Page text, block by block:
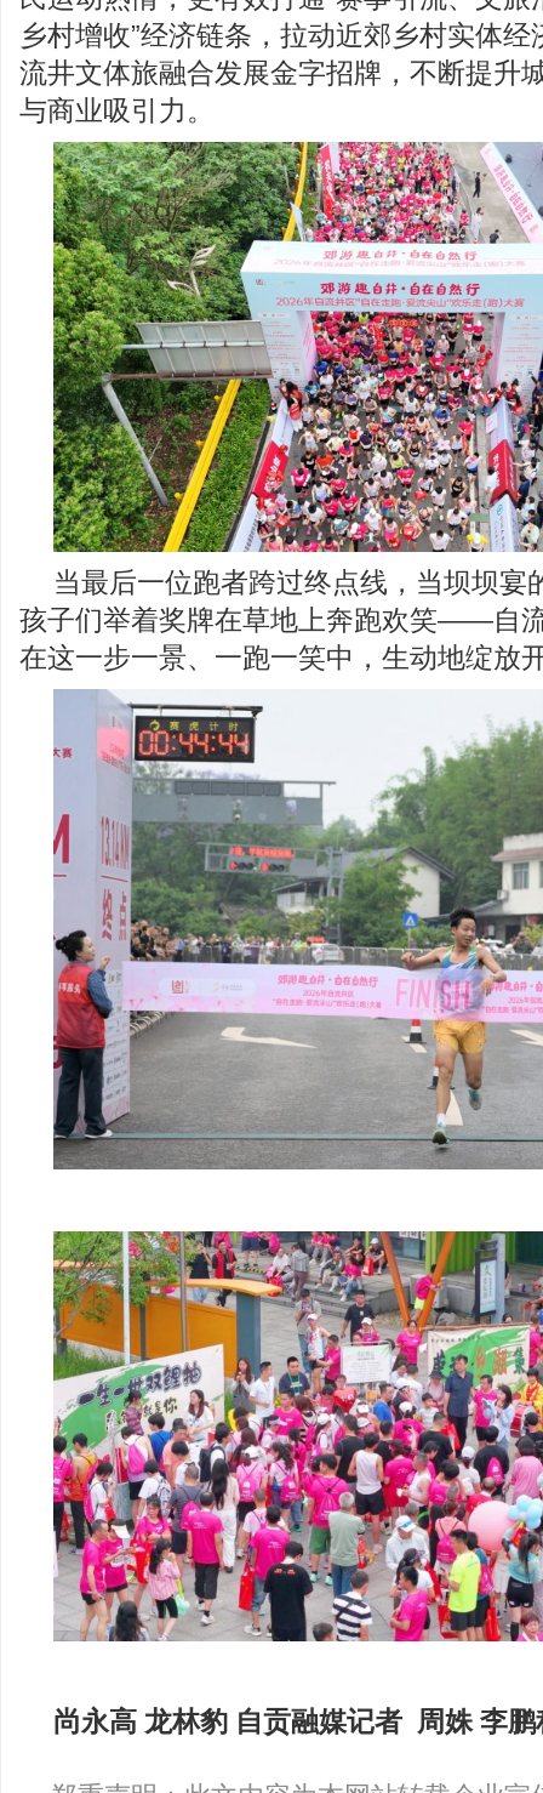
乡村增收”经济链条，拉动近郊乡村实体
流井文体旅融合发展金字招牌，不断提升
与商业吸引力。
当最后一位跑者跨过终点线，当坝坝宴
孩子们举着奖牌在草地上奔跑欢笑——自
在这一步一景、一跑一笑中，生动地绽放
尚永高 龙林豹 自贡融媒记者 周姝 李鹏